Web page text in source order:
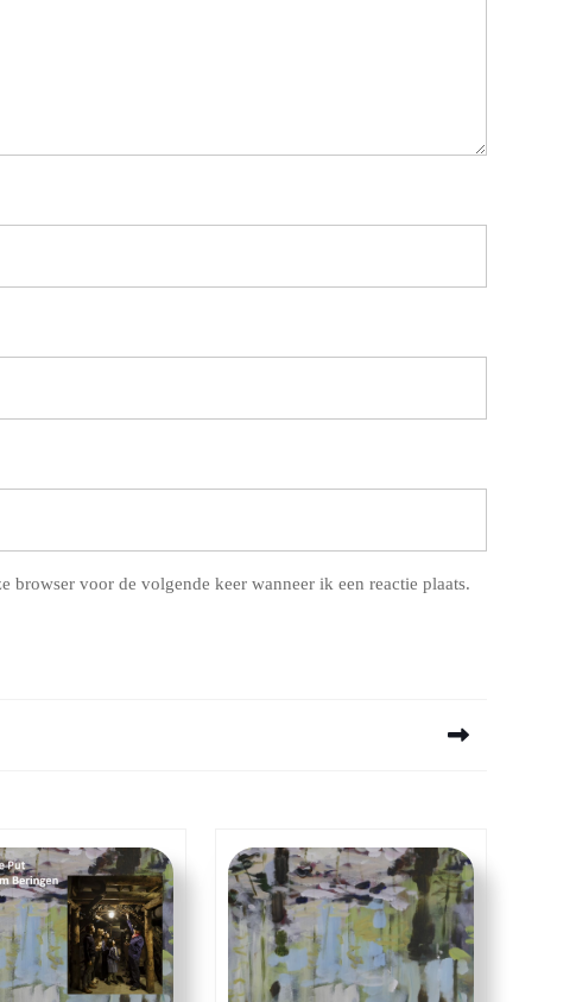
browser voor de volgende keer wanneer ik een reactie plaats.